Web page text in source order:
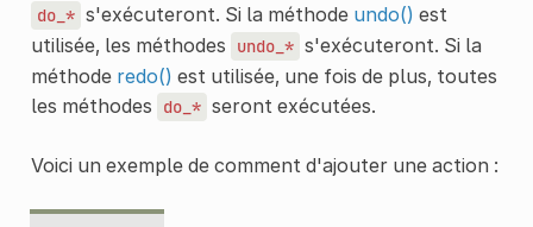
do_* s'exécuteront. Si la méthode undo() est
utilisée, les méthodes
undo_* s'exécuteront. Si la
méthode redo() est utilisée, une fois de plus, toutes
les méthodes
do_* seront exécutées.
Voici un exemple de comment d'ajouter une action :